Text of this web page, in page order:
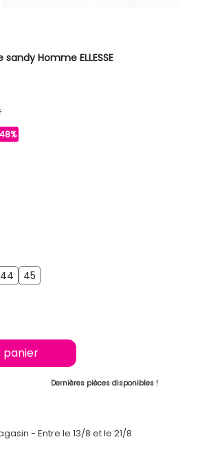
Homme ELLESSE
44 4445
panier
Dernières pièces disponibles !
Entre le 13/8 et le 21/8